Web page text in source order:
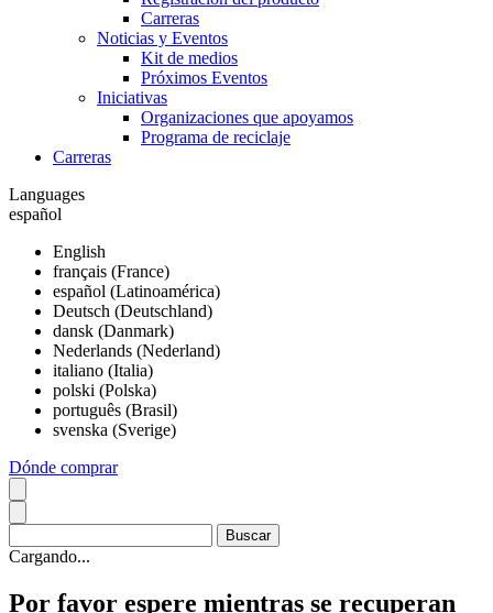
Carreras
Noticias y Eventos
Kit de medios
Próximos Eventos
Iniciativas
Organizaciones que apoyamos
Programa de reciclaje
Carreras
Languages
español
English
français (France)
español (Latinoamérica)
Deutsch (Deutschland)
dansk (Danmark)
Nederlands (Nederland)
italiano (Italia)
polski (Polska)
português (Brasil)
svenska (Sverige)
Dónde comprar
Cargando...
Por favor espere mientras se recuperan